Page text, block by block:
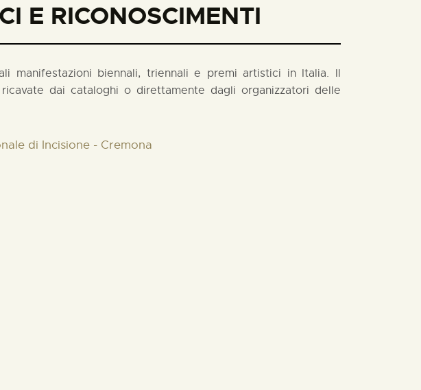
E RICONOSCIMENTI
manifestazioni biennali, triennali e premi artistici in Italia. Il
dai cataloghi o direttamente dagli organizzatori delle
di Incisione - Cremona